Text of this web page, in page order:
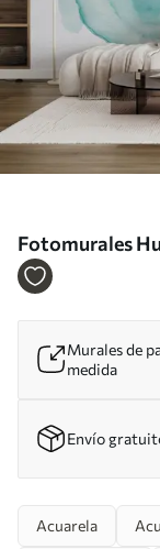
Fotomurales
Murales de
medida
Envío
Acuarela